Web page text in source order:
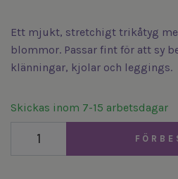
Ett mjukt, stretchigt trikåtyg
blommor. Passar fint för att sy
klänningar, kjolar och leggings.
Skickas inom 7-15 arbetsdagar